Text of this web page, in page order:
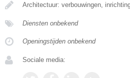
Architectuur: verbouwingen,
Diensten onbekend
Openingstijden onbekend
Sociale media: